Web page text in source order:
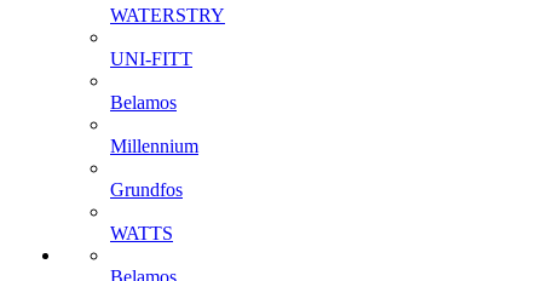
WATERSTRY
UNI-FITT
Belamos
Millennium
Grundfos
WATTS
Belamos